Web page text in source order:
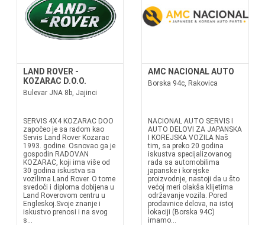
LAND ROVER -
KOZARAC D.O.O.
Bulevar JNA 8b, Jajinci
SERVIS 4X4 KOZARAC DOO
započeo je sa radom kao
Servis Land Rover Kozarac
1993. godine. Osnovao ga je
gospodin RADOVAN
KOZARAC, koji ima više od
30 godina iskustva sa
vozilima Land Rover. O tome
svedoči i diploma dobijena u
Land Roverovom centru u
Engleskoj.Svoje znanje i
iskustvo prenosi i na svog
s...
AMC NACIONAL AUTO
Borska 94c, Rakovica
NACIONAL AUTO SERVIS I
AUTO DELOVI ZA JAPANSKA
I KOREJSKA VOZILA Naš
tim, sa preko 20 godina
iskustva specijalizovanog
rada sa automobilima
japanske i korejske
proizvodnje, nastoji da u što
većoj meri olakša klijetima
održavanje vozila. Pored
prodavnice delova, na istoj
lokaciji (Borska 94C)
imamo...